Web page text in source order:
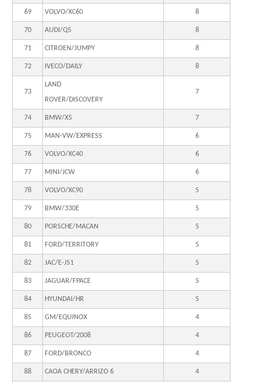
69 VOLVO/XC60 8
70 AUDI/Q5 8
71 CITROEN/JUMPY 8
72 IVECO/DAILY 8
73
LAND
ROVER/DISCOVERY
7
74 BMW/X5 7
75 MAN-VW/EXPRESS 6
76 VOLVO/XC40 6
77 MINI/JCW 6
78 VOLVO/XC90 5
79 BMW/330E 5
80 PORSCHE/MACAN 5
81 FORD/TERRITORY 5
82 JAC/E-JS1 5
83 JAGUAR/FPACE 5
84 HYUNDAI/HR 5
85 GM/EQUINOX 4
86 PEUGEOT/2008 4
87 FORD/BRONCO 4
88 CAOA CHERY/ARRIZO 6 4